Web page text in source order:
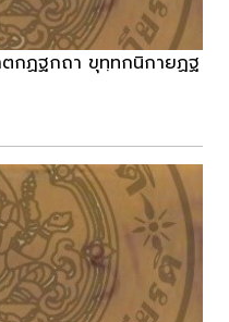
กฏฐกถา ขุทฺทกนิกายฏฐ